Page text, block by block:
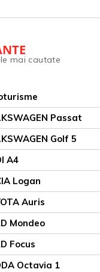
mai cautate
Passat
Golf 5
A4
Logan
Auris
Mondeo
Focus
Octavia 1